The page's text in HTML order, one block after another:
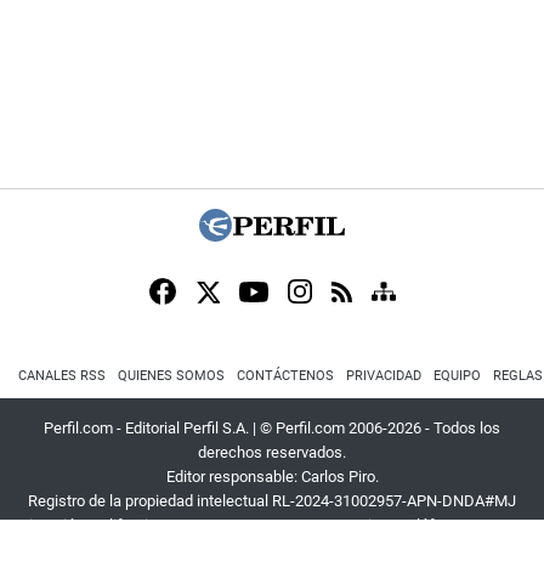
CANALES RSS QUIENES SOMOS CONTÁCTENOS PRIVACIDAD EQUIPO
Perfil.com - Editorial Perfil S.A. | © Perfil.com 2006-2026 - Todos los
derechos reservados.
Editor responsable: Carlos Piro.
Registro de la propiedad intelectual RL-2024-31002957-APN-DNDA#MJ
Dirección:California 2715,C1289ABI,CABA, Argentina| Teléfono:+54 9 11